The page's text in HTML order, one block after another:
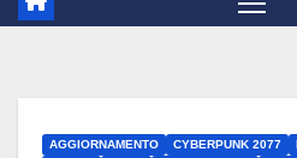
AGGIORNAMENTO CYBERPUNK 2077